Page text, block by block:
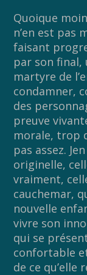
Quoique
n’en est pas
faisant
par son final,
martyre de
condamner,
des
preuve
morale, trop
pas assez.
originelle,
vraiment,
cauchemar,
nouvelle
vivre son
qui se
confortable
de ce qu’elle